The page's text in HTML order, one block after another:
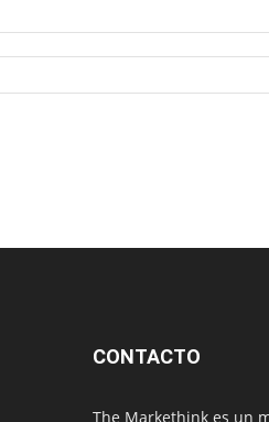
CONTACTO
The Markethink es un